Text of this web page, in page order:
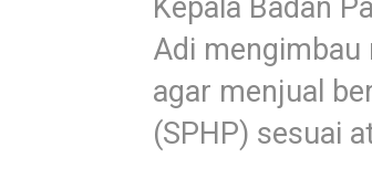
Kepala Badan
Adi mengimbau
agar menjual
(SPHP) sesuai